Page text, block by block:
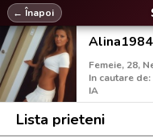
← Înapoi
Alina1984
Femeie, 28,
In cautare
IA
Lista prieteni